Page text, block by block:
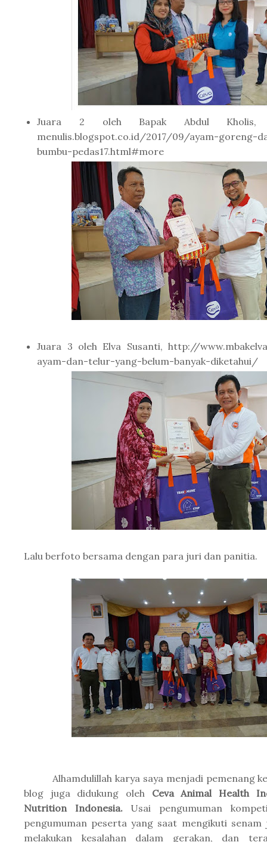
Juara 2 oleh Bapak Abdul Kholis,
menulis.blogspot.co.id/2017/09/ayam-goreng-
bumbu-pedas17.html#more
Juara 3 oleh Elva Susanti, http://
ayam-dan-telur-yang-belum-banyak-diketahui/
Lalu berfoto bersama dengan para juri dan panitia.
Alhamdulillah karya saya menjadi pemenang
blog juga didukung oleh Ceva Animal Health
Nutrition Indonesia. Usai pengumuman
pengumuman peserta yang saat mengikuti
melakukan kesalahan dalam gerakan, dan